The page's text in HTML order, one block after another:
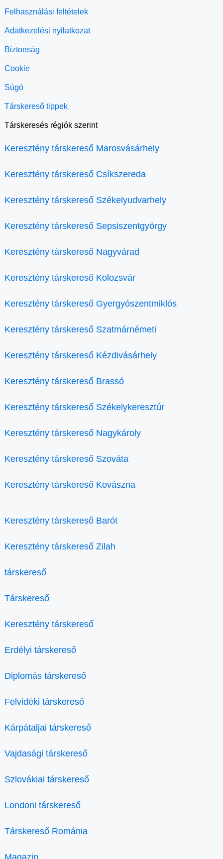
Felhasználási feltételek
Adatkezelési nyilatkozat
Biztonság
Cookie
Súgó
Társkereső tippek
Társkeresés régiók szerint
Keresztény társkereső Marosvásárhely
Keresztény társkereső Csíkszereda
Keresztény társkereső Székelyudvarhely
Keresztény társkereső Sepsiszentgyörgy
Keresztény társkereső Nagyvárad
Keresztény társkereső Kolozsvár
Keresztény társkereső Gyergyószentmiklós
Keresztény társkereső Szatmárnémeti
Keresztény társkereső Kézdivásárhely
Keresztény társkereső Brassó
Keresztény társkereső Székelykeresztúr
Keresztény társkereső Nagykároly
Keresztény társkereső Szováta
Keresztény társkereső Kovászna
Keresztény társkereső Barót
Keresztény társkereső Zilah
társkereső
Társkereső
Keresztény társkereső
Erdélyi társkereső
Diplomás társkereső
Felvidéki társkereső
Kárpátaljai társkereső
Vajdasági társkereső
Szlovákiai társkereső
Londoni társkereső
Társkereső Románia